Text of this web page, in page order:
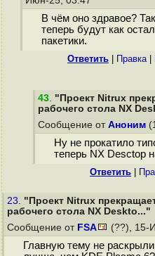
В чём оно здравое?
теперь будут как
пакетики.
Ответить Правка|
43. "Проект Nitrux
рабочего стола NX
Сообщение от Аноним
Ну не прокатило
теперь NX Desctop
Ответить
23. "Проект Nitrux
рабочего стола NX Deskto..."
Сообщение от FSA (??), 15-
Главную тему не